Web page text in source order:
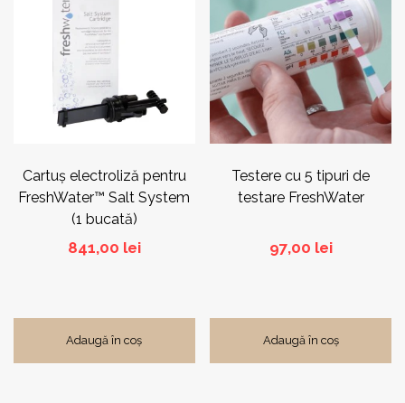
Cartuş electroliză pentru
FreshWater™ Salt System
(1 bucată)
841,00 lei
Adaugă în coș
Testere cu 5 tipuri de
testare FreshWater
97,00 lei
Adaugă în coș